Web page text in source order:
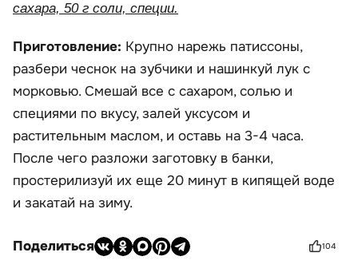
сахара, 50 г соли, специи.
Приготовление: Крупно нарежь патиссоны,
разбери чеснок на зубчики и нашинкуй лук с
морковью. Смешай все с сахаром, солью и
специями по вкусу, залей уксусом и
растительным маслом, и оставь на 3-4 часа.
После чего разложи заготовку в банки,
простерилизуй их еще 20 минут в кипящей воде
и закатай на зиму.
Поделиться 104